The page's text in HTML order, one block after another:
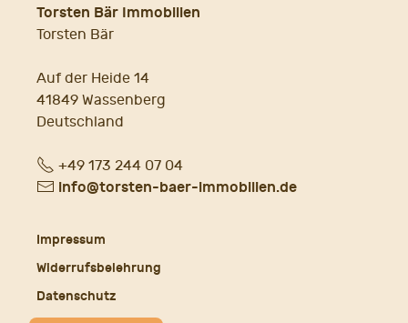
Torsten Bär Immobilien
Torsten Bär
Auf der Heide 14
41849 Wassenberg
Deutschland
Fon+49 173 244 07 04
E- info@torsten-baer-immobilien.de
Impressum
Widerrufsbelehrung
Datenschutz